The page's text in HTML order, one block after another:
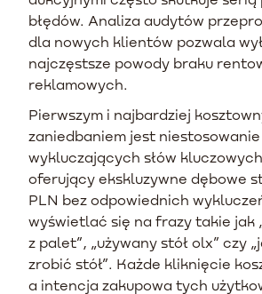
błędów. Analiza audytów
dla nowych klientów pozwala
najczęstsze powody braku
reklamowych.
Pierwszym i najbardziej
zaniedbaniem jest
wykluczających słów
oferujący ekskluzywne dębowe
PLN bez odpowiednich
wyświetlać się na frazy takie jak
z palet”, „używany stół olx” czy
zrobić stół”. Każde kliknięcie
a intencja zakupowa tych